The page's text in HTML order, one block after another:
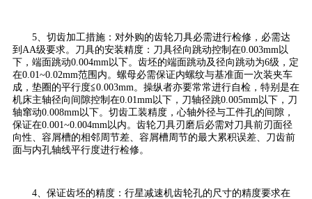
5、切齿加工措施：对外购的齿轮刀具必需进行检修，必需达
到AA级要求。刀具的安装精度：刀具径向跳动控制在0.003mm以
下，端面跳动0.004mm以下。齿坯的端面跳动及径向跳动为6级，定
在0.01~0.02mm范围内。螺母必需保证内螺纹与基准面一次装夹车
成，垫圈的平行度≦0.003mm。操纵者亦要常常进行自检，特别是在
机床主轴径向间隙控制在0.01mm以下，刀轴径跳0.005mm以下，刀
轴窜动0.008mm以下。切齿工装精度，心轴外径与工件孔的间隙，
保证在0.001~0.004mm以内。齿轮刀具刃磨后必需对刀具前刃面径
向性、容屑槽的相邻周节差、容屑槽周节的最大累积误差、刀齿前
面与内孔轴线平行度进行检修。
4、保证齿坯的精度：行星减速机齿轮孔的尺寸的精度要求在